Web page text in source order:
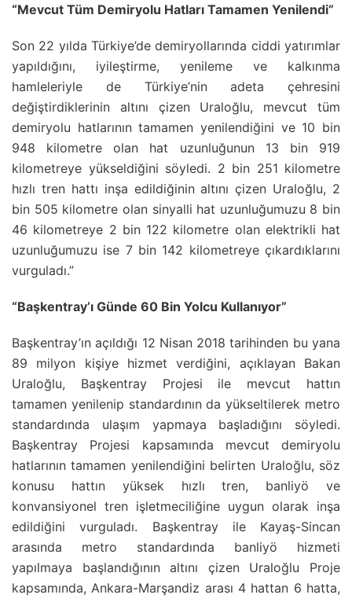
“Mevcut Tüm Demiryolu Hatları Tamamen Yenilendi”
Son 22 yılda Türkiye’de demiryollarında ciddi yatırımlar
yapıldığını, iyileştirme, yenileme ve kalkınma
hamleleriyle de Türkiye’nin adeta çehresini
değiştirdiklerinin altını çizen Uraloğlu, mevcut tüm
demiryolu hatlarının tamamen yenilendiğini ve 10 bin
948 kilometre olan hat uzunluğunun 13 bin 919
kilometreye yükseldiğini söyledi. 2 bin 251 kilometre
hızlı tren hattı inşa edildiğinin altını çizen Uraloğlu, 2
bin 505 kilometre olan sinyalli hat uzunluğumuzu 8 bin
46 kilometreye 2 bin 122 kilometre olan elektrikli hat
uzunluğumuzu ise 7 bin 142 kilometreye çıkardıklarını
vurguladı.”
“Başkentray’ı Günde 60 Bin Yolcu Kullanıyor”
Başkentray’ın açıldığı 12 Nisan 2018 tarihinden bu yana
89 milyon kişiye hizmet verdiğini, açıklayan Bakan
Uraloğlu, Başkentray Projesi ile mevcut hattın
tamamen yenilenip standardının da yükseltilerek metro
standardında ulaşım yapmaya başladığını söyledi.
Başkentray Projesi kapsamında mevcut demiryolu
hatlarının tamamen yenilendiğini belirten Uraloğlu, söz
konusu hattın yüksek hızlı tren, banliyö ve
konvansiyonel tren işletmeciliğine uygun olarak inşa
edildiğini vurguladı. Başkentray ile Kayaş-Sincan
arasında metro standardında banliyö hizmeti
yapılmaya başlandığının altını çizen Uraloğlu Proje
kapsamında, Ankara-Marşandiz arası 4 hattan 6 hatta,